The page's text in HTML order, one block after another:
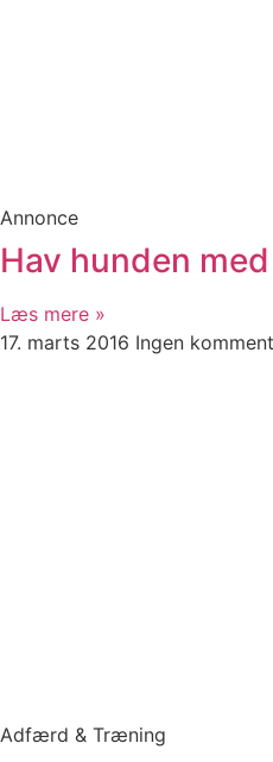
Annonce
Hav hunden
Læs mere »
17. marts 2016 Ingen
Adfærd & Træning